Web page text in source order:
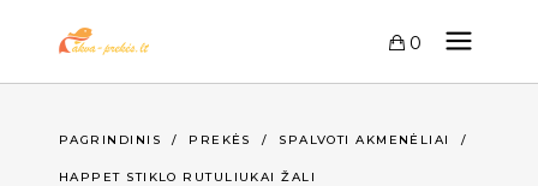
0
PAGRINDINIS / PREKĖS / SPALVOTI AKMENĖLIAI /
HAPPET STIKLO RUTULIUKAI ŽALI